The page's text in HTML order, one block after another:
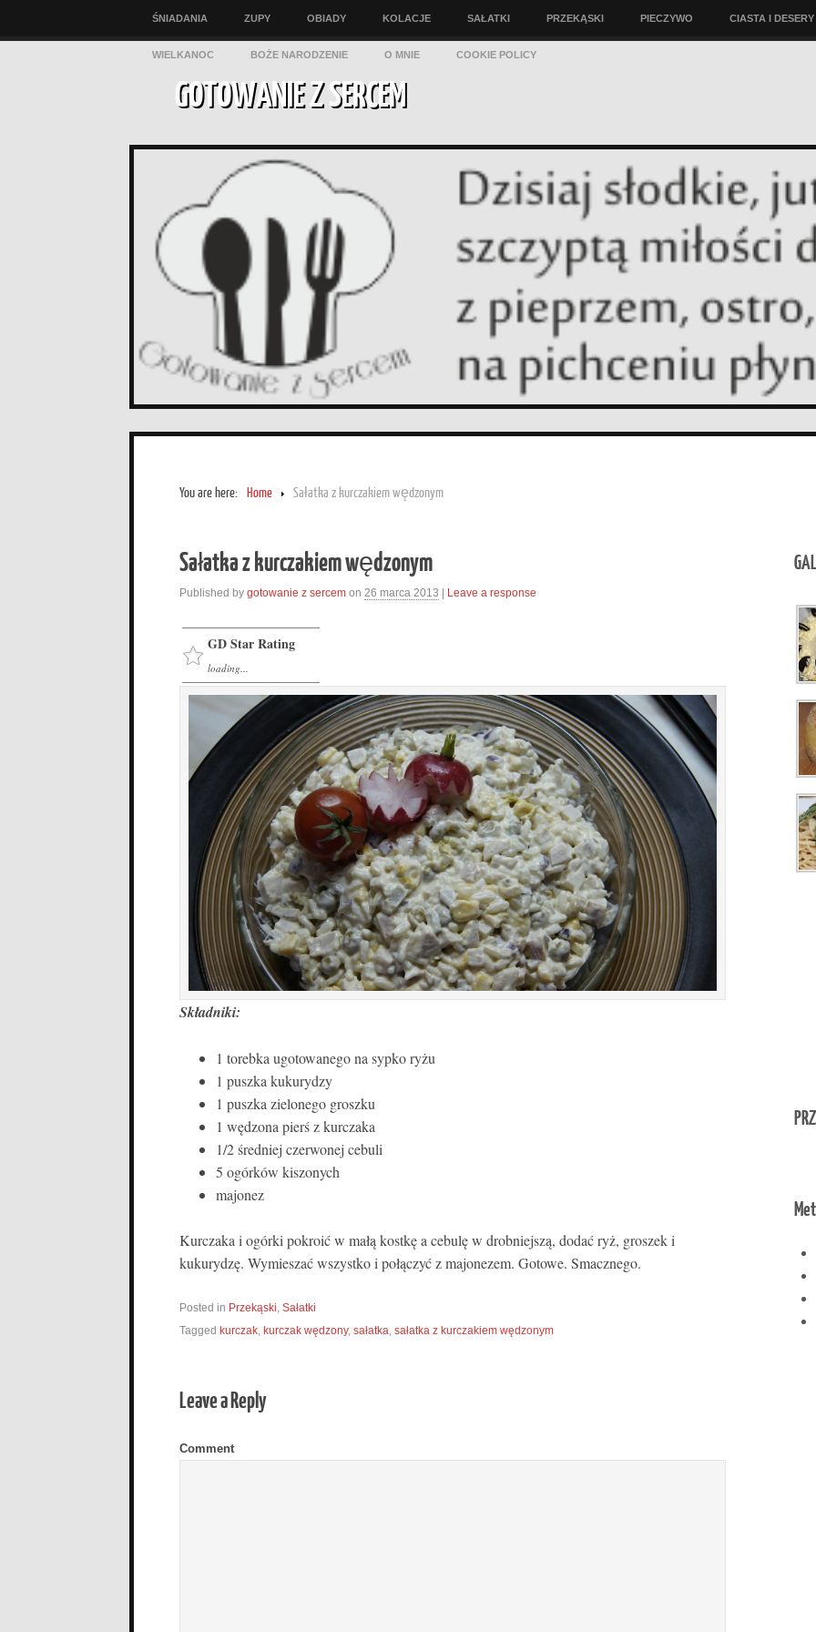
ŚNIADANIA ZUPY OBIADY KOLACJE SAŁATKI PRZEKĄSKI PIECZYWO CIASTA I DESERY
WIELKANOC BOŻE NARODZENIE O MNIE COOKIE POLICY
GOTOWANIE Z SERCEM
You are here: Home Sałatka z kurczakiem wędzonym
Sałatka z kurczakiem wędzonym
Published by gotowanie z sercem on 26 marca 2013 | Leave a response
GD Star Rating
loading...
Składniki:
1 torebka ugotowanego na sypko ryżu
1 puszka kukurydzy
1 puszka zielonego groszku
1 wędzona pierś z kurczaka
1/2 średniej czerwonej cebuli
5 ogórków kiszonych
majonez
Kurczaka i ogórki pokroić w małą kostkę a cebulę w drobniejszą, dodać ryż, groszek i
kukurydzę. Wymieszać wszystko i połączyć z majonezem. Gotowe. Smacznego.
Posted in Przekąski, Sałatki
Tagged kurczak, kurczak wędzony, sałatka, sałatka z kurczakiem wędzonym
Leave a Reply
Comment